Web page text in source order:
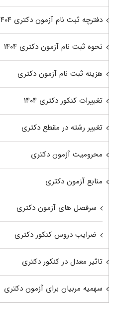
دفترچه ثبت نام آزمون دکتری ۱۴۰۴
نحوه ثبت نام آزمون دکتری ۱۴۰۴
هزینه ثبت نام آزمون دکتری
تغییرات کنکور دکتری ۱۴۰۴
تغییر رشته در مقطع دکتری
محرومیت آزمون دکتری
منابع آزمون دکتری
سرفصل های آزمون دکتری
ضرایب دروس کنکور دکتری
تاثیر معدل در کنکور دکتری
سهمیه مربیان برای آزمون دکتری